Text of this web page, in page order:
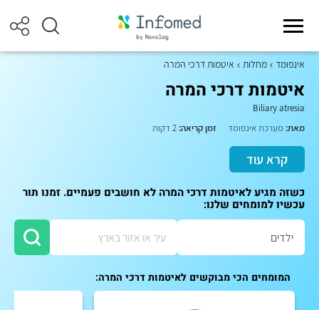
אינפומד מחלות איטמות דרכי המרה
איטמות דרכי המרה
Biliary atresia
מאת: מערכת אינפומד זמן קריאה:
קרא עוד
כשזה מגיע לאיטמות דרכי המרה לא חושבים פעמיים. זמנו תור
עכשיו למומחים שלנו:
המומחים הכי מבוקשים לאיטמות דרכי המרה: